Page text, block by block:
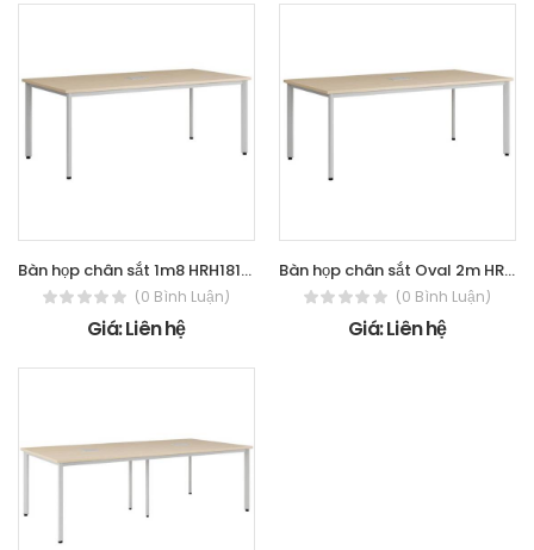
Bàn họp chân sắt 1m8 HRH1810C7
(0 Bình Luận)
Giá: Liên hệ
Bàn họp chân sắt Oval 2m HRH2010C7
(0 Bình Luận)
Giá: Liên hệ